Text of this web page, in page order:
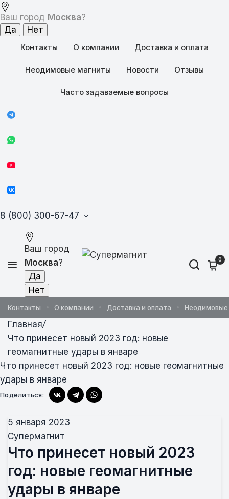
Ваш город Москва?
Контакты О компании Доставка и оплата
Неодимовые магниты Новости Отзывы
Часто задаваемые вопросы
8 (800) 300-67-47
Ваш город
Москва? 0
Контакты О компании Доставка и оплата
Главная/
Что принесет новый 2023 год: новые
геомагнитные удары в январе
Что принесет новый 2023 год: новые геомагнитные
удары в январе
Поделиться:
5 января 2023
Супермагнит
Что принесет новый 2023
год: новые геомагнитные
удары в январе